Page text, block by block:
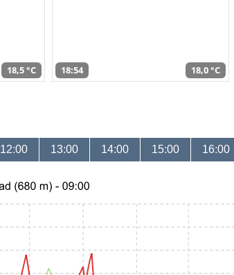
18,5 °C 18:54 18,0 °C
12:00 13:00 14:00 15:00 16:00